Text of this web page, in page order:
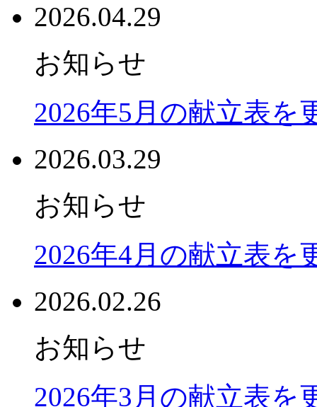
2026.04.29
お知らせ
2026年5月の献立表を
2026.03.29
お知らせ
2026年4月の献立表を
2026.02.26
お知らせ
2026年3月の献立表を